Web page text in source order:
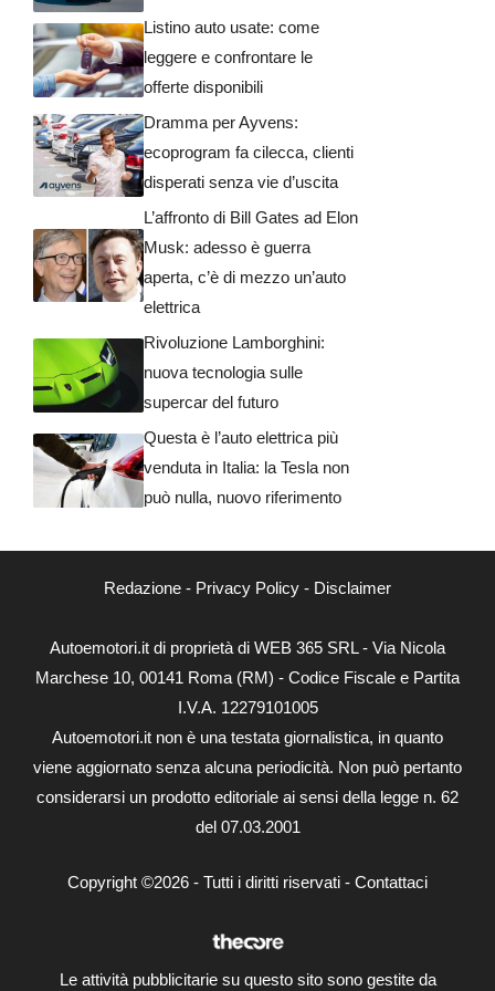
Listino auto usate: come
leggere e confrontare le
offerte disponibili
Dramma per Ayvens:
ecoprogram fa cilecca, clienti
disperati senza vie d’uscita
L’affronto di Bill Gates ad Elon
Musk: adesso è guerra
aperta, c’è di mezzo un’auto
elettrica
Rivoluzione Lamborghini:
nuova tecnologia sulle
supercar del futuro
Questa è l’auto elettrica più
venduta in Italia: la Tesla non
può nulla, nuovo riferimento
Redazione - Privacy Policy - Disclaimer
Autoemotori.it di proprietà di WEB 365 SRL - Via Nicola
Marchese 10, 00141 Roma (RM) - Codice Fiscale e Partita
I.V.A. 12279101005
Autoemotori.it non è una testata giornalistica, in quanto
viene aggiornato senza alcuna periodicità. Non può pertanto
considerarsi un prodotto editoriale ai sensi della legge n. 62
del 07.03.2001
Copyright ©2026 - Tutti i diritti riservati - Contattaci
Le attività pubblicitarie su questo sito sono gestite da